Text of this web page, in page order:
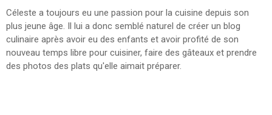
Céleste a toujours eu une passion pour la cuisine depuis son
plus jeune âge. Il lui a donc semblé naturel de créer un blog
culinaire après avoir eu des enfants et avoir profité de son
nouveau temps libre pour cuisiner, faire des gâteaux et prendre
des photos des plats qu'elle aimait préparer.